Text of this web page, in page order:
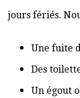
jours fériés.
Une fuite
Des
Un égout